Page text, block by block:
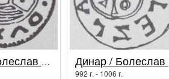
Динар / Болеслав I Храбрый
992 г. - 1006 г.